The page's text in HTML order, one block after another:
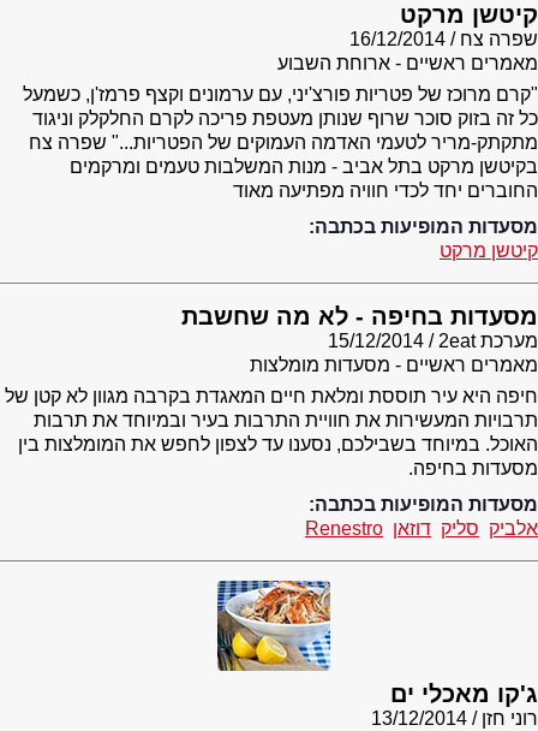
קיטשן מרקט
שפרה צח
16/12/2014
מאמרים ראשיים - ארוחת השבוע
"קרם מרוכז של פטריות פורצ'יני, עם ערמונים וקצף פרמז'ן, כשמעל
כל זה בזוק סוכר שרוף שנותן מעטפת פריכה לקרם החלקלק וניגוד
מתקתק-מריר לטעמי האדמה העמוקים של הפטריות..." שפרה צח
בקיטשן מרקט בתל אביב - מנות המשלבות טעמים ומרקמים
החוברים יחד לכדי חוויה מפתיעה מאוד
מסעדות המופיעות בכתבה:
קיטשן מרקט
מסעדות בחיפה - לא מה שחשבת
מערכת 2eat
15/12/2014
מאמרים ראשיים - מסעדות מומלצות
חיפה היא עיר תוססת ומלאת חיים המאגדת בקרבה מגוון לא קטן של
תרבויות המעשירות את חוויית התרבות בעיר ובמיוחד את תרבות
האוכל. במיוחד בשבילכם, נסענו עד לצפון לחפש את המומלצות בין
מסעדות בחיפה.
מסעדות המופיעות בכתבה:
אלביק סליק דוזאן Renestro
ג'קו מאכלי ים
רוני חזן
13/12/2014